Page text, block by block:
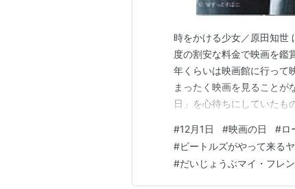
時をかける少女／原田知世
度の割安な料金で映画を鑑
年くらいは映画館に行って
まったく映画を見ることが
日」を心待ちにしていたも
イマックス、もしくはエン
ものである。 今回の5選は
#12月1日 #映画の日 #ロ
#ビートルズがやって来る
#だいじょうぶマイ・フレ